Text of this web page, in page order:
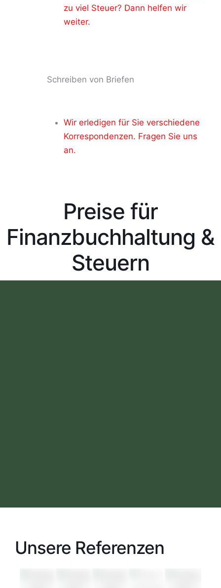
zu viel Steuer? Dann helfen wir
weiter.
Schreiben von Briefen
Wir erledigen für Sie verschiedene
Korrespondenzen. Fragen Sie uns
an.
Preise für
Finanzbuchhaltung &
Steuern
Unsere Referenzen